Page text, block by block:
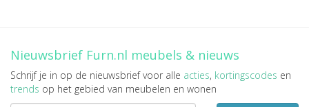
Nieuwsbrief Furn.nl meubels & nieuws
Schrijf je in op de nieuwsbrief voor alle acties, kortingscodes en
trends op het gebied van meubelen en wonen